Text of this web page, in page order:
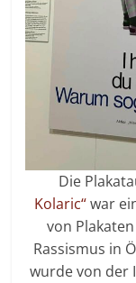
Die
Kolaric“war
von
Rassismus in
wurde von der